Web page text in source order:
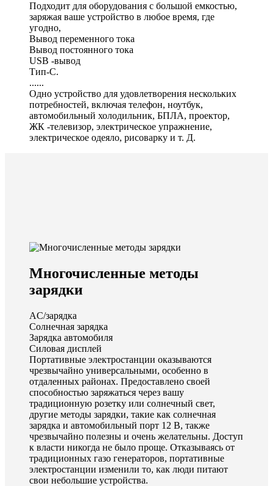
Подходит для оборудования с большой емкостью,
заряжая ваше устройство в любое время, где
угодно,
Вывод переменного тока
Вывод постоянного тока
USB -вывод
Тип-C.
......
Одно устройство для удовлетворения нескольких
потребностей, включая телефон, ноутбук,
автомобильный холодильник, БПЛА, проектор,
ЖК -телевизор, электрическое упражнение,
электрическое одеяло, рисоварку и т. Д.
Многочисленные методы
зарядки
AC/зарядка
Солнечная зарядка
Зарядка автомобиля
Силовая дисплей
Портативные электростанции оказываются
чрезвычайно универсальными, особенно в
отдаленных районах. Предоставлено своей
способностью заряжаться через вашу
традиционную розетку или солнечный свет,
другие методы зарядки, такие как солнечная
зарядка и автомобильный порт 12 В, также
чрезвычайно полезны и очень желательны. Доступ
к власти никогда не было проще. Отказываясь от
традиционных газо генераторов, портативные
электростанции изменили то, как люди питают
свои небольшие устройства.